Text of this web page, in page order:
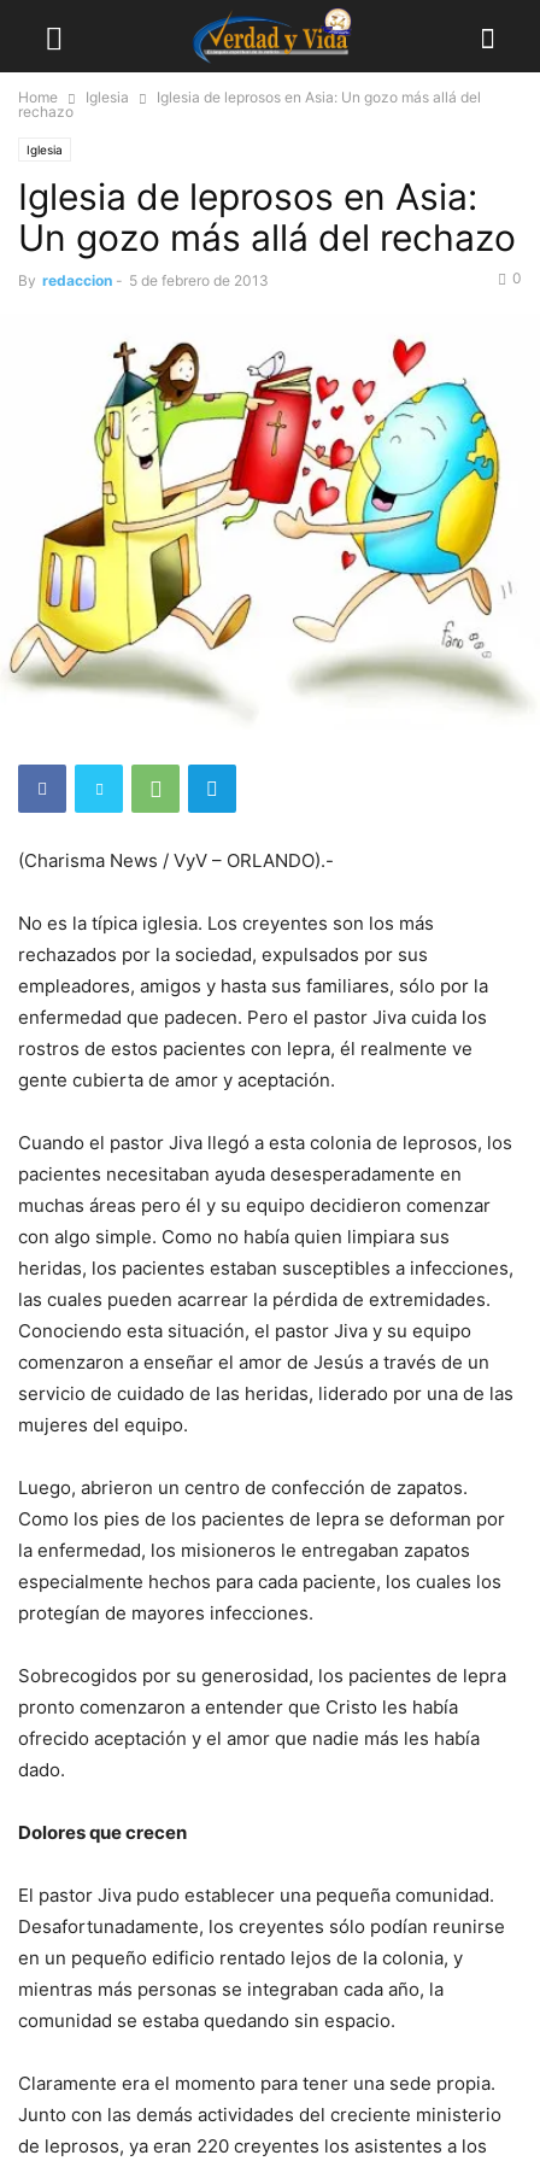
Home Iglesia
Iglesia de leprosos en Asia: Un gozo más allá del
rechazo
Iglesia
Iglesia de leprosos en Asia:
Un gozo más allá del rechazo
By redaccion - 5 de febrero de 2013 0
(Charisma News / VyV – ORLANDO).-
No es la típica iglesia. Los creyentes son los más
rechazados por la sociedad, expulsados por sus
empleadores, amigos y hasta sus familiares, sólo por la
enfermedad que padecen. Pero el pastor Jiva cuida los
rostros de estos pacientes con lepra, él realmente ve
gente cubierta de amor y aceptación.
Cuando el pastor Jiva llegó a esta colonia de leprosos, los
pacientes necesitaban ayuda desesperadamente en
muchas áreas pero él y su equipo decidieron comenzar
con algo simple. Como no había quien limpiara sus
heridas, los pacientes estaban susceptibles a infecciones,
las cuales pueden acarrear la pérdida de extremidades.
Conociendo esta situación, el pastor Jiva y su equipo
comenzaron a enseñar el amor de Jesús a través de un
servicio de cuidado de las heridas, liderado por una de las
mujeres del equipo.
Luego, abrieron un centro de confección de zapatos.
Como los pies de los pacientes de lepra se deforman por
la enfermedad, los misioneros le entregaban zapatos
especialmente hechos para cada paciente, los cuales los
protegían de mayores infecciones.
Sobrecogidos por su generosidad, los pacientes de lepra
pronto comenzaron a entender que Cristo les había
ofrecido aceptación y el amor que nadie más les había
dado.
Dolores que crecen
El pastor Jiva pudo establecer una pequeña comunidad.
Desafortunadamente, los creyentes sólo podían reunirse
en un pequeño edificio rentado lejos de la colonia, y
mientras más personas se integraban cada año, la
comunidad se estaba quedando sin espacio.
Claramente era el momento para tener una sede propia.
Junto con las demás actividades del creciente ministerio
de leprosos, ya eran 220 creyentes los asistentes a los